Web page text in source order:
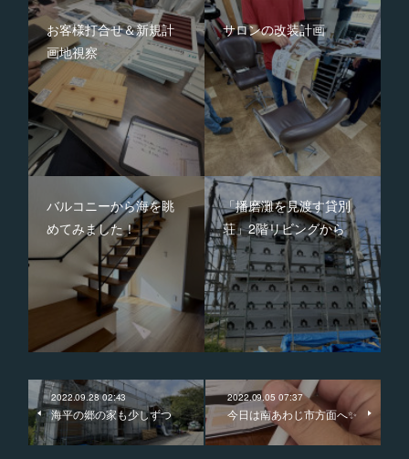
お客様打合せ＆新規計
画地視察
サロンの改装計画
バルコニーから海を眺
めてみました！
「播磨灘を見渡す貸別
荘」2階リビングから
2022.09.28 02:43
海平の郷の家も少しずつ
2022.09.05 07:37
今日は南あわじ市方面へ✨